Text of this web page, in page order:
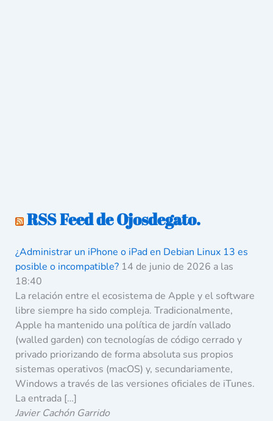
RSS Feed de Ojosdegato.
¿Administrar un iPhone o iPad en Debian Linux 13 es
posible o incompatible? 14 de junio de 2026 a las
18:40
La relación entre el ecosistema de Apple y el software
libre siempre ha sido compleja. Tradicionalmente,
Apple ha mantenido una política de jardín vallado
(walled garden) con tecnologías de código cerrado y
privado priorizando de forma absoluta sus propios
sistemas operativos (macOS) y, secundariamente,
Windows a través de las versiones oficiales de iTunes.
La entrada […]
Javier Cachón Garrido